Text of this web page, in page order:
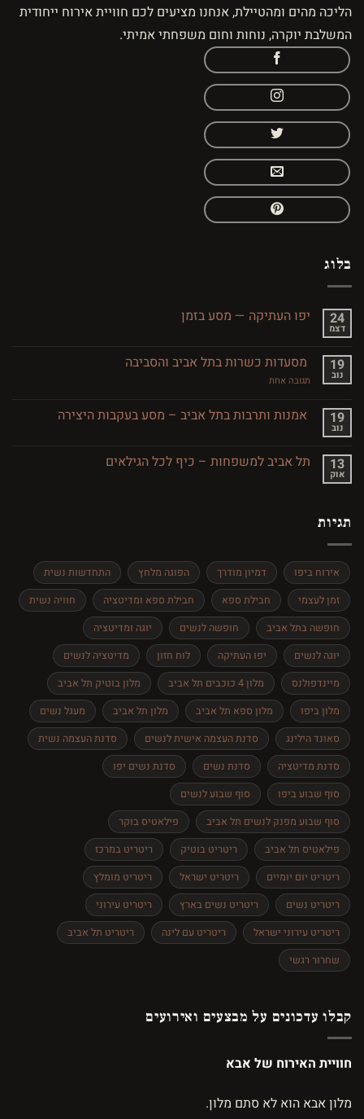
הליכה מהים ומהטיילת, אנחנו מציעים לכם חוויית אירוח ייחודית
המשלבת יוקרה, נוחות וחום משפחתי אמיתי.
בלוג
24
דצמ
יפו העתיקה — מסע בזמן
יפו
העתיקה
—
19
נוב
מסעדות כשרות בתל אביב והסביבה
תגובה אחתעל
בתל
אביב 19
נוב
אמנות ותרבות בתל אביב – מסע בעקבות היצירה
אמנות 13
אוק
תל אביב למשפחות – כיף לכל הגילאים
לכל
הגילאים
תגיות
אירוח ביפו דמיון מודרך הפוגה מלחץ
התחדשות נשית
זמן לעצמי
חבילת ספא חבילת ספא ומדיטציה
חוויה נשית
חופשה בתל אביב
חופשה לנשים
יוגה ומדיטציה
יוגה לנשים
יפו העתיקה לוח חזון
מדיטציה לנשים
מיינדפולנס
מלון 4 כוכבים תל אביב
מלון בוטיק תל אביב
מלון ביפו
מלון ספא תל אביב מלון תל אביב
מעגל נשים
סאונד הילינג
סדנת העצמה אישית לנשים
סדנת העצמה נשית
סדנת מדיטציה
סדנת נשים
סדנת נשים יפו
סוף שבוע ביפו
סוף שבוע לנשים
סוף שבוע מפנק לנשים תל אביב
פילאטיס בוקר
פילאטיס תל אביב
ריטריט בוטיק
ריטריט במרכז
ריטריט יום יומיים
ריטריט ישראל
ריטריט מומלץ
ריטריט נשים
ריטריט נשים בארץ
ריטריט עירוני
ריטריט עירוני ישראל
ריטריט עם לינה
ריטריט תל אביב
שחרור רגשי
קבלו עדכונים על מבצעים ואירועים
חוויית האירוח של אבא
מלון אבא הוא לא סתם מלון.